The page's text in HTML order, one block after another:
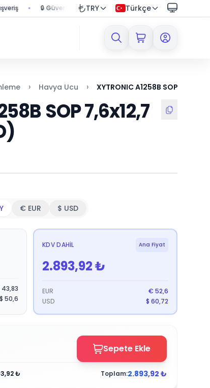
🔒 Güvenli ödeme sistemi ile korumalı alışveriş
TRY Türkçe
› Havya Ucu › XYTRONIC A1258B SOP
SOP 7,6x12,7
€ EUR $ USD
43,83
$ 50,6
KDV DAHIL Ana Fiyat
2.893,92₺
EUR € 52,6
USD
$ 60,72
Sepete Ekle
₺ Toplam:2.893,92 ₺